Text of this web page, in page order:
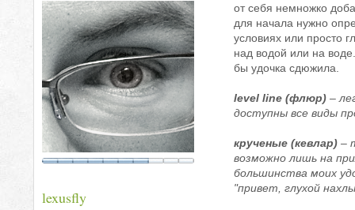
lexusfly
от себя немножко
для начала нужно
условиях или просто
над водой или на
бы удочка сдюжила.
level line (флюр) –
доступны все виды
крученые (кевлар) –
возможно лишь на
большинства моих
"привет, глухой